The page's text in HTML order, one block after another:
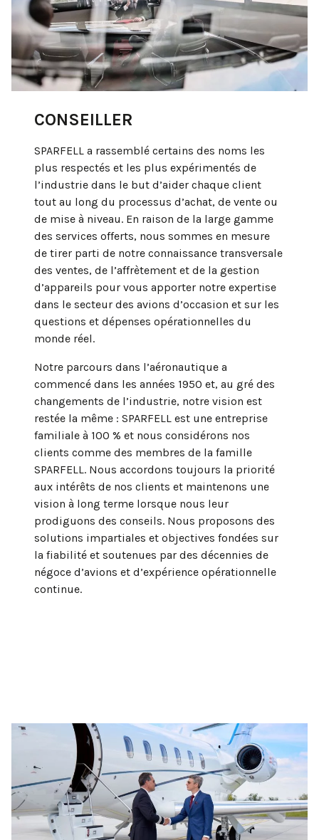
CONSEILLER
SPARFELL a rassemblé certains des noms les
plus respectés et les plus expérimentés de
l’industrie dans le but d’aider chaque client
tout au long du processus d’achat, de vente ou
de mise à niveau. En raison de la large gamme
des services offerts, nous sommes en mesure
de tirer parti de notre connaissance transversale
des ventes, de l’affrètement et de la gestion
d’appareils pour vous apporter notre expertise
dans le secteur des avions d’occasion et sur les
questions et dépenses opérationnelles du
monde réel.
Notre parcours dans l’aéronautique a
commencé dans les années 1950 et, au gré des
changements de l’industrie, notre vision est
restée la même : SPARFELL est une entreprise
familiale à 100 % et nous considérons nos
clients comme des membres de la famille
SPARFELL. Nous accordons toujours la priorité
aux intérêts de nos clients et maintenons une
vision à long terme lorsque nous leur
prodiguons des conseils. Nous proposons des
solutions impartiales et objectives fondées sur
la fiabilité et soutenues par des décennies de
négoce d’avions et d’expérience opérationnelle
continue.